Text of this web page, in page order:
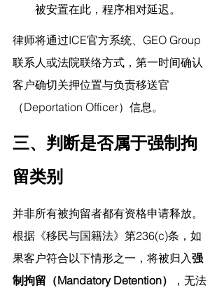
被安置在此，程序相对延迟。
律师将通过ICE官方系统、GEO Group
联系人或法院联络方式，第一时间确认
客户确切关押位置与负责移送官
（Deportation Officer）信息。
三、判断是否属于强制拘
留类别
并非所有被拘留者都有资格申请释放。
根据《移民与国籍法》第236(c)条，如
果客户符合以下情形之一，将被归入强
制拘留（Mandatory Detention）
，无法